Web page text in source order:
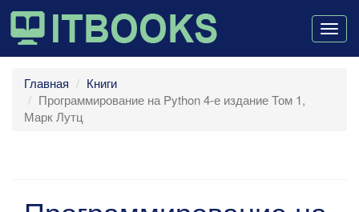
Главная
Книги
Программирование на Python 4-е издание Том 1,
Марк Лутц